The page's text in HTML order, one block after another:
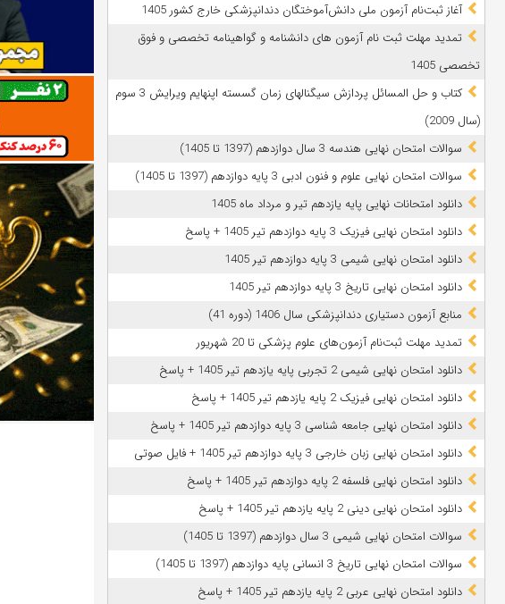
آغاز ثبت‌نام آزمون ملی دانش‌آموختگان دندانپزشکی خارج کشور 1405
تمدید مهلت ثبت نام آزمون های دانشنامه و گواهینامه تخصصی و فوق
تخصصی 1405
کتاب و حل المسائل پردازش سیگنالهای زمان گسسته اپنهایم ویرایش 3 سوم
(سال 2009)
سوالات امتحان نهایی هندسه 3 سال دوازدهم (1397 تا 1405)
سوالات امتحان نهایی علوم و فنون ادبی 3 پایه دوازدهم (1397 تا 1405)
دانلود امتحانات نهایی پایه یازدهم تیر و مرداد ماه 1405
دانلود امتحان نهایی فیزیک 3 پایه دوازدهم تیر 1405 + پاسخ
دانلود امتحان نهایی شیمی 3 پایه دوازدهم تیر 1405
دانلود امتحان نهایی تاریخ 3 پایه دوازدهم تیر 1405
منابع آزمون دستیاری دندانپزشکی سال 1406 (دوره 41)
تمدید مهلت ثبت‌نام آزمون‌های علوم پزشکی تا 20 شهریور
دانلود امتحان نهایی شیمی 2 تجربی پایه یازدهم تیر 1405 + پاسخ
دانلود امتحان نهایی فیزیک 2 پایه یازدهم تیر 1405 + پاسخ
دانلود امتحان نهایی جامعه شناسی 3 پایه دوازدهم تیر 1405 + پاسخ
دانلود امتحان نهایی زبان خارجی 3 پایه دوازدهم تیر 1405 + فایل صوتی
دانلود امتحان نهایی فلسفه 2 پایه دوازدهم تیر 1405 + پاسخ
دانلود امتحان نهایی دینی 2 پایه یازدهم تیر 1405 + پاسخ
سوالات امتحان نهایی شیمی 3 سال دوازدهم (1397 تا 1405)
سوالات امتحان نهایی تاریخ 3 انسانی پایه دوازدهم (1397 تا 1405)
دانلود امتحان نهایی عربی 2 پایه یازدهم تیر 1405 + پاسخ